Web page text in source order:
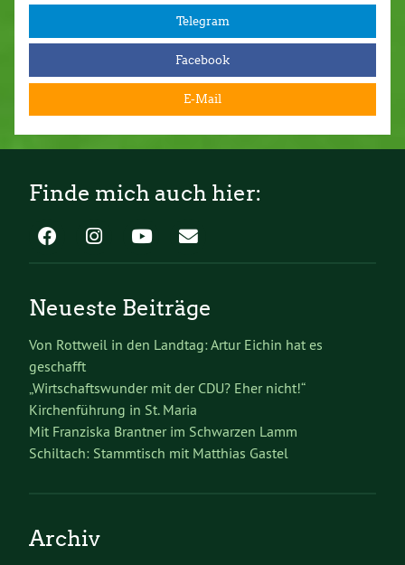
Telegram
Facebook
E-Mail
Finde mich auch hier:
Neueste Beiträge
Von Rottweil in den Landtag: Artur Eichin hat es
geschafft
„Wirtschaftswunder mit der CDU? Eher nicht!“
Kirchenführung in St. Maria
Mit Franziska Brantner im Schwarzen Lamm
Schiltach: Stammtisch mit Matthias Gastel
Archiv